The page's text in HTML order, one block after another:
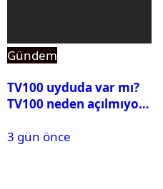
Gündem
TV100 uyduda var mı?
TV100 neden açılmıyor?
3 gün önce